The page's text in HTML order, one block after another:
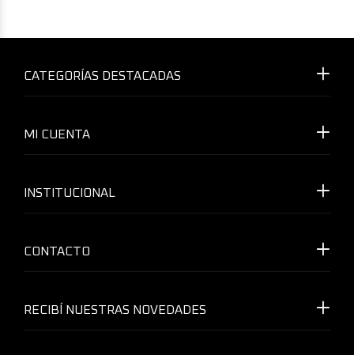
RECIBÍ NUESTRAS NOVEDADES
CATEGORÍAS DESTACADAS
MI CUENTA
INSTITUCIONAL
CONTACTO